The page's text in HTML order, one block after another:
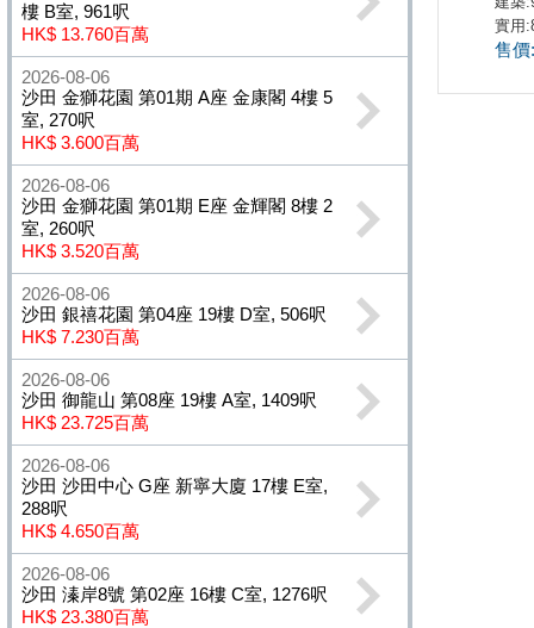
樓 B室, 961呎
HK$ 13.760百萬
2026-08-06
沙田 金獅花園 第01期 A座 金康閣 4樓 5
室, 270呎
HK$ 3.600百萬
2026-08-06
沙田 金獅花園 第01期 E座 金輝閣 8樓 2
室, 260呎
HK$ 3.520百萬
2026-08-06
沙田 銀禧花園 第04座 19樓 D室, 506呎
HK$ 7.230百萬
2026-08-06
沙田 御龍山 第08座 19樓 A室, 1409呎
HK$ 23.725百萬
2026-08-06
沙田 沙田中心 G座 新寧大廈 17樓 E室,
288呎
HK$ 4.650百萬
2026-08-06
沙田 溱岸8號 第02座 16樓 C室, 1276呎
HK$ 23.380百萬